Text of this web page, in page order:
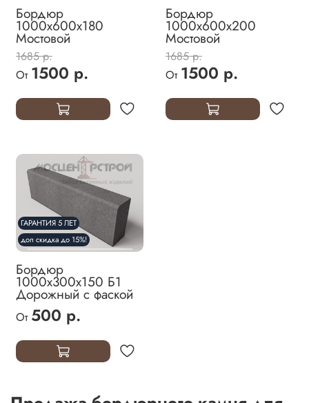
Бордюр
1000х600х180
Мостовой
1685 р.
От 1500 р.
Бордюр
1000х600х200
Мостовой
1685 р.
От 1500 р.
ГАРАНТИЯ 5 ЛЕТ
доп скидка до 15%!
Бордюр
1000х300х150 Б1
Дорожный с фаской
От 500 р.